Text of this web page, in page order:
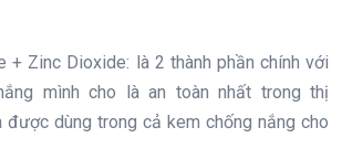
+ Zinc Dioxide: là 2 thành phần chính với
mình cho là an toàn nhất trong thị
được dùng trong cả kem chống nắng cho